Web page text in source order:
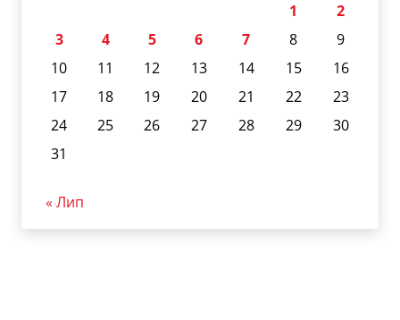
1
2
3
4 5 6 7 8
9
10
11 12 13 14 15
16
17
18 19 20 21 22
23
24
25 26 27 28 29
30
31
« Лип